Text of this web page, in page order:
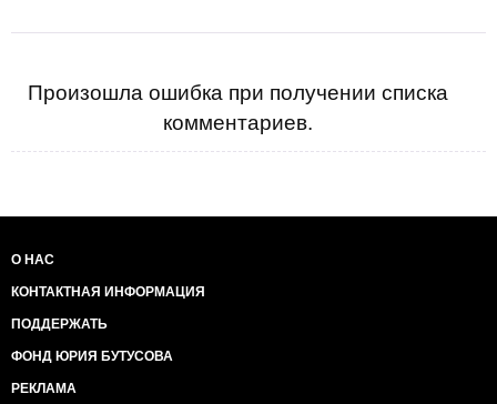
Произошла ошибка при получении списка
комментариев.
О НАС
КОНТАКТНАЯ ИНФОРМАЦИЯ
ПОДДЕРЖАТЬ
ФОНД ЮРИЯ БУТУСОВА
РЕКЛАМА